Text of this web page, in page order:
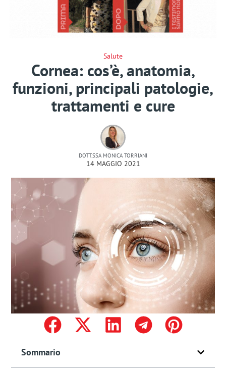
Salute
Cornea: cos’è, anatomia,
funzioni, principali patologie,
trattamenti e cure
DOTT.SSA MONICA TORRIANI
14 MAGGIO 2021
Sommario